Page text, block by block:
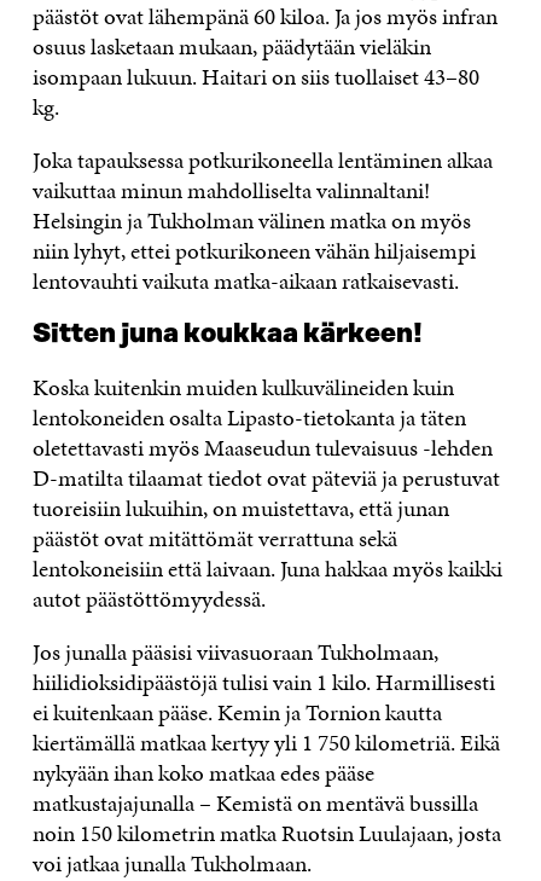
päästöt ovat lähempänä 60 kiloa. Ja jos myös infran
osuus lasketaan mukaan, päädytään vieläkin
isompaan lukuun. Haitari on siis tuollaiset 43–80
kg.
Joka tapauksessa potkurikoneella lentäminen alkaa
vaikuttaa minun mahdolliselta valinnaltani!
Helsingin ja Tukholman välinen matka on myös
niin lyhyt, ettei potkurikoneen vähän hiljaisempi
lentovauhti vaikuta matka-aikaan ratkaisevasti.
Sitten juna koukkaa kärkeen!
Koska kuitenkin muiden kulkuvälineiden kuin
lentokoneiden osalta Lipasto-tietokanta ja täten
oletettavasti myös Maaseudun tulevaisuus -lehden
D-matilta tilaamat tiedot ovat päteviä ja perustuvat
tuoreisiin lukuihin, on muistettava, että junan
päästöt ovat mitättömät verrattuna sekä
lentokoneisiin että laivaan. Juna hakkaa myös kaikki
autot päästöttömyydessä.
Jos junalla pääsisi viivasuoraan Tukholmaan,
hiilidioksidipäästöjä tulisi vain 1 kilo. Harmillisesti
ei kuitenkaan pääse. Kemin ja Tornion kautta
kiertämällä matkaa kertyy yli 1 750 kilometriä. Eikä
nykyään ihan koko matkaa edes pääse
matkustajajunalla – Kemistä on mentävä bussilla
noin 150 kilometrin matka Ruotsin Luulajaan, josta
voi jatkaa junalla Tukholmaan.